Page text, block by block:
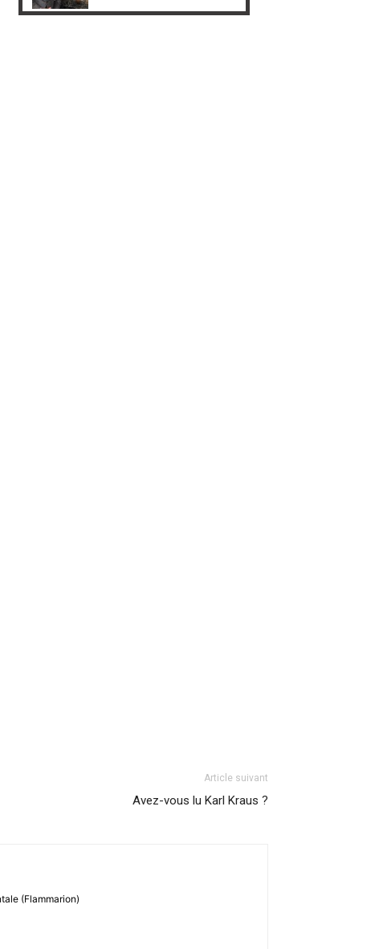
Article suivant
Avez-vous lu Karl Kraus ?
(Flammarion)